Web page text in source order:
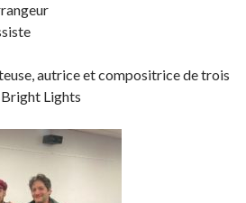
autrice et compositrice de trois
Lights